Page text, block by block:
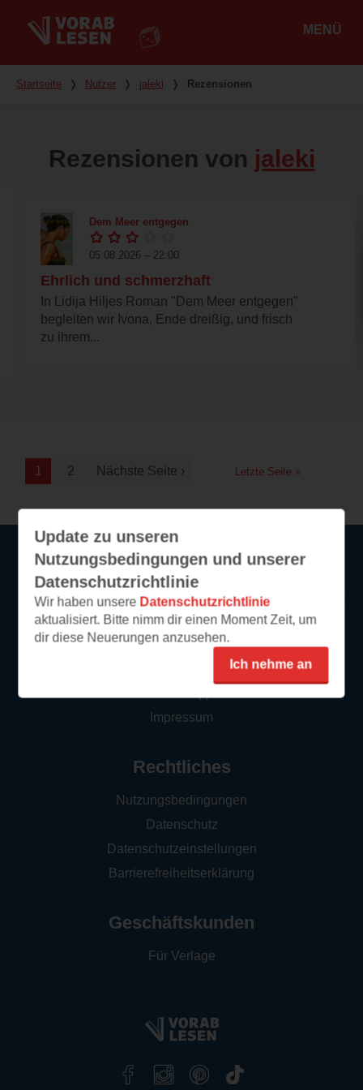
MENÜ
Du bist hier
Startseite ❭ Nutzer ❭ jaleki ❭ Rezensionen
Rezensionen von jaleki
Dem Meer entgegen
05.08.2026 – 22:00
Ehrlich und schmerzhaft
In Lidija Hiljes Roman "Dem Meer entgegen"
begleiten wir Ivona, Ende dreißig, und frisch
zu ihrem...
1 2 Nächste Seite › Letzte Seite »
Update zu unseren
Nutzungsbedingungen und unserer
Datenschutzrichtlinie
Wir haben unsere Datenschutzrichtlinie
aktualisiert. Bitte nimm dir einen Moment Zeit, um
dir diese Neuerungen anzusehen.
Ich nehme an
Service
So funktioniert‘s
FAQ
Newsletter abonnieren
Impressum
Rechtliches
Nutzungsbedingungen
Datenschutz
Datenschutzeinstellungen
Barrierefreiheitserklärung
Geschäftskunden
Für Verlage